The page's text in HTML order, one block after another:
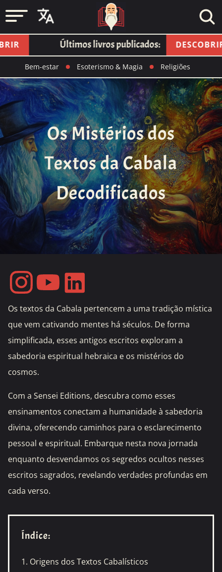
Últimos livros publicados: DESCOBRIR
Bem-estar Esoterismo & Magia Religiões
Os Mistérios dos
Textos da Cabala
Decodificados
Os textos da Cabala pertencem a uma tradição mística
que vem cativando mentes há séculos. De forma
simplificada, esses antigos escritos exploram a
sabedoria espiritual hebraica e os mistérios do
cosmos.
Com a Sensei Editions, descubra como esses
ensinamentos conectam a humanidade à sabedoria
divina, oferecendo caminhos para o esclarecimento
pessoal e espiritual. Embarque nesta nova jornada
enquanto desvendamos os segredos ocultos nesses
escritos sagrados, revelando verdades profundas em
cada verso.
Índice:
1. Origens dos Textos Cabalísticos